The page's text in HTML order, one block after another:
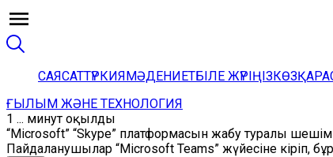
САЯСАТТҮРКИЯМӘДЕНИЕТБІЛЕ ЖҮРІҢІЗ
ҒЫЛЫМ ЖӘНЕ ТЕХНОЛОГИЯ
1 ... минут оқылды
“Microsoft” “Skype” платформасын жабу туралы
Пайдаланушылар “Microsoft Teams” жүйесіне кіріп,